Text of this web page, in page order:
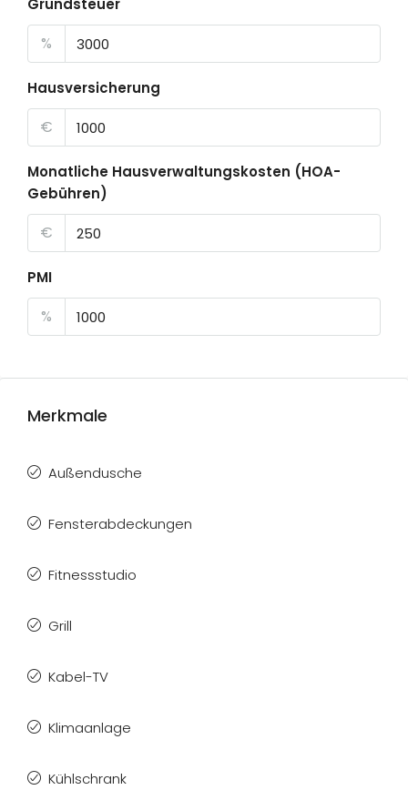
Grundsteuer
%
Hausversicherung
€
Monatliche Hausverwaltungskosten (HOA-
Gebühren)
€
PMI
%
Merkmale
Außendusche
Fensterabdeckungen
Fitnessstudio
Grill
Kabel-TV
Klimaanlage
Kühlschrank